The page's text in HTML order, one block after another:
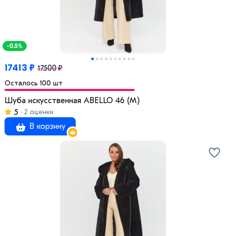
-0.5%
17413 ₽ 17500 ₽
Осталось 100 шт
Шуба искусственная ABELLO 46 (M)
5
2 оценки
В корзину